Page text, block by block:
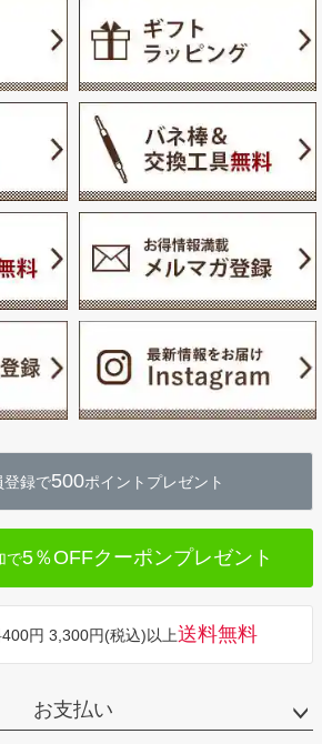
登録で500ポイントプレゼント
で5％OFFクーポンプレゼント
円 3,300円(税込)以上送料無料
お支払い